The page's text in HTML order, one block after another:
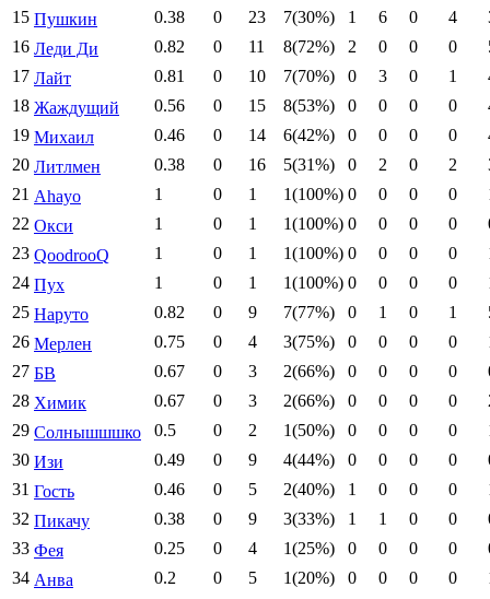
15 Пушкин 0.38 0 23 7(30%) 1 6 0 4
16 Леди Ди 0.82 0 11 8(72%) 2 0 0 0
17 Лайт 0.81 0 10 7(70%) 0 3 0 1
18 Жаждущий 0.56 0 15 8(53%) 0 0 0 0
19 Михаил 0.46 0 14 6(42%) 0 0 0 0
20 Литлмен 0.38 0 16 5(31%) 0 2 0 2
21 Ahayo 1 0 1 1(100%) 0 0 0 0
22 Окси 1 0 1 1(100%) 0 0 0 0
23 QoodrooQ 1 0 1 1(100%) 0 0 0 0
24 Пух 1 0 1 1(100%) 0 0 0 0
25 Наруто 0.82 0 9 7(77%) 0 1 0 1
26 Мерлен 0.75 0 4 3(75%) 0 0 0 0
27 БВ 0.67 0 3 2(66%) 0 0 0 0
28 Химик 0.67 0 3 2(66%) 0 0 0 0
29 Солнышшшко 0.5 0 2 1(50%) 0 0 0 0
30 Изи 0.49 0 9 4(44%) 0 0 0 0
31 Гость 0.46 0 5 2(40%) 1 0 0 0
32 Пикачу 0.38 0 9 3(33%) 1 1 0 0
33 Фея 0.25 0 4 1(25%) 0 0 0 0
34 Анва 0.2 0 5 1(20%) 0 0 0 0